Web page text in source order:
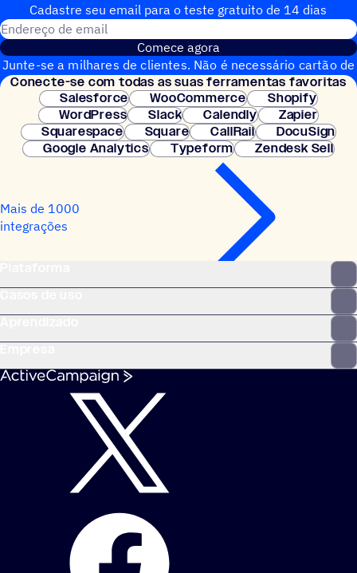
Cadastre seu email para o teste gratuito de 14 dias
Comece agora
Junte-se a milhares de clientes. Não é necessário cartão de
crédito. Configuração instantânea.
Conecte-se com todas as suas ferramentas favoritas
Salesforce
WooCommerce
Shopify
WordPress
Slack Calendly
Zapier
Squarespace
Square CallRail
DocuSign
Google Analytics
Typeform Zendesk Sell
Mais de 1000
integrações